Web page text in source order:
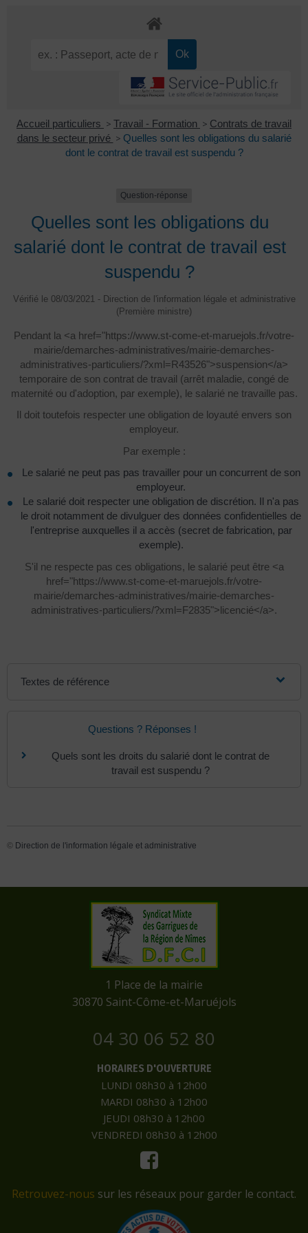
Accueil particuliers > Travail - Formation > Contrats de travail
dans le secteur privé > Quelles sont les obligations du salarié
dont le contrat de travail est suspendu ?
Question-réponse
Quelles sont les obligations du
salarié dont le contrat de travail est
suspendu ?
Vérifié le 08/03/2021 - Direction de l'information légale et administrative
(Première ministre)
Pendant la <a href="https://www.st-come-et-maruejols.fr/votre-
mairie/demarches-administratives/mairie-demarches-
administratives-particuliers/?xml=R43526">suspension</a>
temporaire de son contrat de travail (arrêt maladie, congé de
maternité ou d'adoption, par exemple), le salarié ne travaille pas.
Il doit toutefois respecter une obligation de loyauté envers son
employeur.
Par exemple :
Le salarié ne peut pas pas travailler pour un concurrent de son
employeur.
Le salarié doit respecter une obligation de discrétion. Il n'a pas
le droit notamment de divulguer des données confidentielles de
l'entreprise auxquelles il a accès (secret de fabrication, par
exemple).
S'il ne respecte pas ces obligations, le salarié peut être <a
href="https://www.st-come-et-maruejols.fr/votre-
mairie/demarches-administratives/mairie-demarches-
administratives-particuliers/?xml=F2835">licencié</a>.
Textes de référence
Questions ? Réponses !
Quels sont les droits du salarié dont le contrat de
travail est suspendu ?
© Direction de l'information légale et administrative
​1 Place de la mairie
​30870 Saint-Côme-et-Maruéjols
04 30 06 52 80
HORAIRES D'OUVERTURE
LUNDI 08h30 à 12h00
MARDI 08h30 à 12h00
JEUDI 08h30 à 12h00
VENDREDI 08h30 à 12h00
Retrouvez-nous sur les réseaux pour garder le contact.